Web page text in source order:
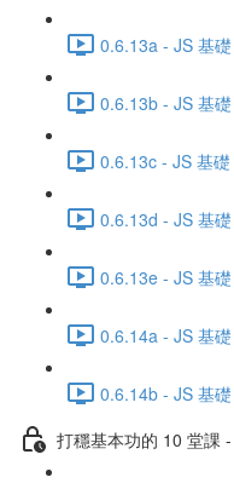
0.6.13a - JS 基
0.6.13b - JS 基
0.6.13c - JS 基
0.6.13d - JS 基
0.6.13e - JS 基
0.6.14a - JS 基
0.6.14b - JS 基
打穩基本功的 10 堂課